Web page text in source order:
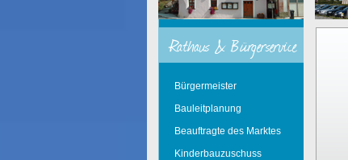
Rathaus & Bürgerservice
Bürgermeister
Bauleitplanung
Beauftragte des Marktes
Kinderbauzuschuss